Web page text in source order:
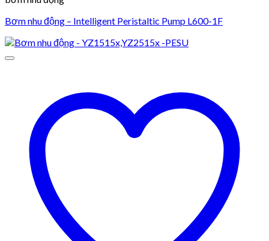
Bơm nhu động – Intelligent Peristaltic Pump L600-1F